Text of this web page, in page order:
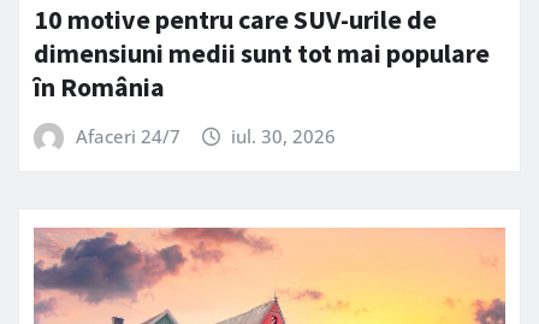
10 motive pentru care SUV-urile de
dimensiuni medii sunt tot mai populare
în România
Afaceri 24/7 iul. 30, 2026